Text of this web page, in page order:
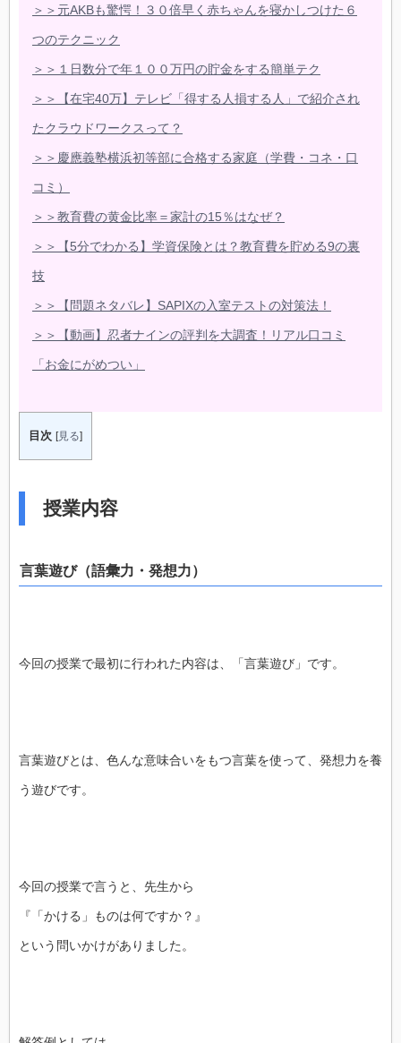
＞＞元AKBも驚愕！３０倍早く赤ちゃんを寝かしつけた６
つのテクニック
＞＞１日数分で年１００万円の貯金をする簡単テク
＞＞【在宅40万】テレビ「得する人損する人」で紹介され
たクラウドワークスって？
＞＞慶應義塾横浜初等部に合格する家庭（学費・コネ・口
コミ）
＞＞教育費の黄金比率＝家計の15％はなぜ？
＞＞【5分でわかる】学資保険とは？教育費を貯める9の裏
技
＞＞【問題ネタバレ】SAPIXの入室テストの対策法！
＞＞【動画】忍者ナインの評判を大調査！リアル口コミ
「お金にがめつい」
目次 [見る]
授業内容
言葉遊び（語彙力・発想力）
今回の授業で最初に行われた内容は、「言葉遊び」です。
言葉遊びとは、色んな意味合いをもつ言葉を使って、発想力を養
う遊びです。
今回の授業で言うと、先生から
『「かける」ものは何ですか？』
という問いかけがありました。